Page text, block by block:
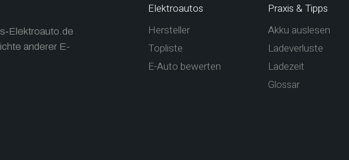
anderer E-
Elektroautos
Hersteller
Topliste
E-Auto bewerten
Praxis & Tipps
Akku auslesen
Ladeverluste
Ladezeit
Glossar